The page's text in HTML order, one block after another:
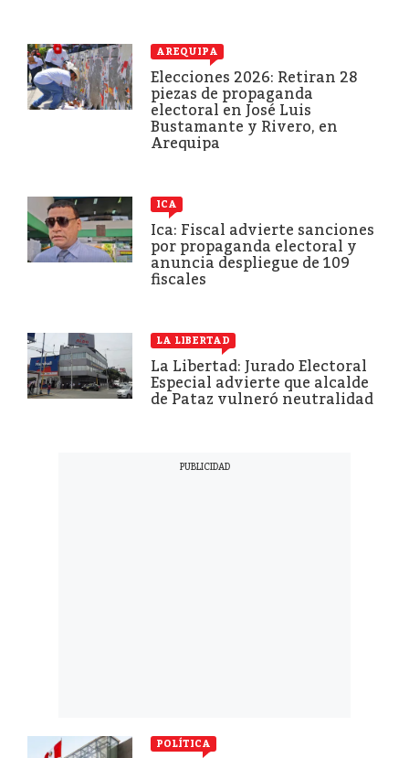
AREQUIPA
Elecciones 2026: Retiran 28
piezas de propaganda
electoral en José Luis
Bustamante y Rivero, en
Arequipa
ICA
Ica: Fiscal advierte sanciones
por propaganda electoral y
anuncia despliegue de 109
fiscales
LA LIBERTAD
La Libertad: Jurado Electoral
Especial advierte que alcalde
de Pataz vulneró neutralidad
POLÍTICA